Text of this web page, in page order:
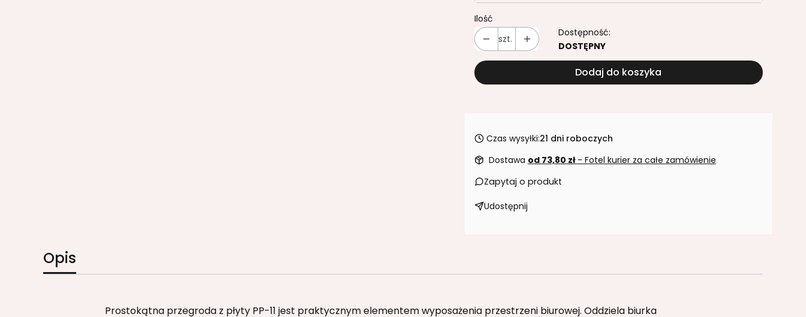
Ilość
szt.
Dostępność:
DOSTĘPNY
Dodaj do koszyka
Czas wysyłki:21 dni roboczych
Dostawa od 73,80 zł - Fotel kurier za całe zamówienie
Zapytaj o produkt
Udostępnij
Opis
Prostokątna przegroda z płyty PP-11 jest praktycznym elementem wyposażenia przestrzeni biurowej. Oddziela biurka